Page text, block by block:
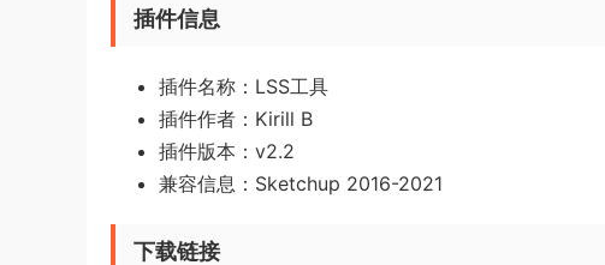
插件信息
插件名称：LSS工具
插件作者： Kirill B
插件版本：v2.2
兼容信息：Sketchup 2016-2021
下载链接